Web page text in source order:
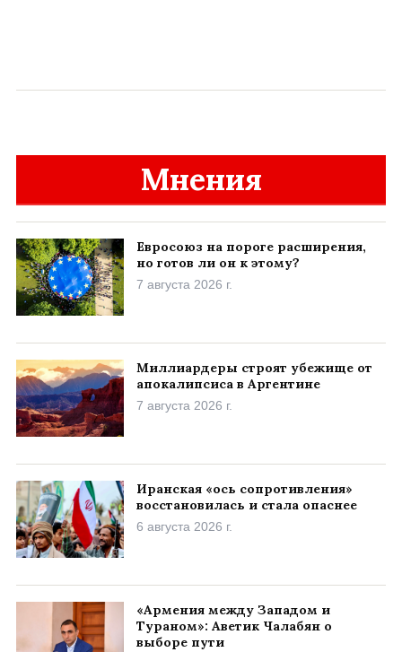
Мнения
Евросоюз на пороге расширения,
но готов ли он к этому?
7 августа 2026 г.
Миллиардеры строят убежище от
апокалипсиса в Аргентине
7 августа 2026 г.
Иранская «ось сопротивления»
восстановилась и стала опаснее
6 августа 2026 г.
«Армения между Западом и
Тураном»: Аветик Чалабян о
выборе пути